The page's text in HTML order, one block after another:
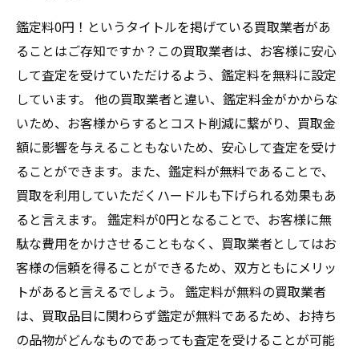
鑑定料0円！というタイトルを掲げている買取業者があ
ることはご存知ですか？この買取業者は、お客様に安心
して査定を受けていただけるよう、鑑定料を無料に設定
しています。 他の買取業者と違い、鑑定料金がかからな
いため、お客様からするとコスト削減に繋がり、買取金
額に影響を与えることもないため、安心して査定を受け
ることができます。また、鑑定料が無料であることで、
買取を利用していただくハードルも下げられる効果もあ
ると言えます。 鑑定料が0円となることで、お客様に無
駄な費用をかけさせることもなく、買取業者としてはお
客様の信頼を得ることができるため、双方ともにメリッ
トがあると言えるでしょう。 鑑定料が無料の買取業者
は、買取品目に関わらず鑑定が無料であるため、お持ち
の品物がどんなものであっても査定を受けることが可能